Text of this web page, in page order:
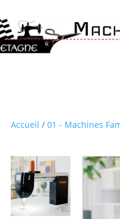
Accueil /01 - Machines